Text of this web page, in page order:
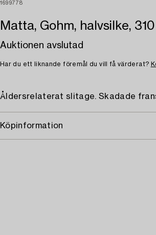
1699778
Matta, Gohm, halvsilke,
Auktionen avslutad
Har du ett liknande föremål du vill få värderat?
Åldersrelaterat slitage. Skadade
Köpinformation